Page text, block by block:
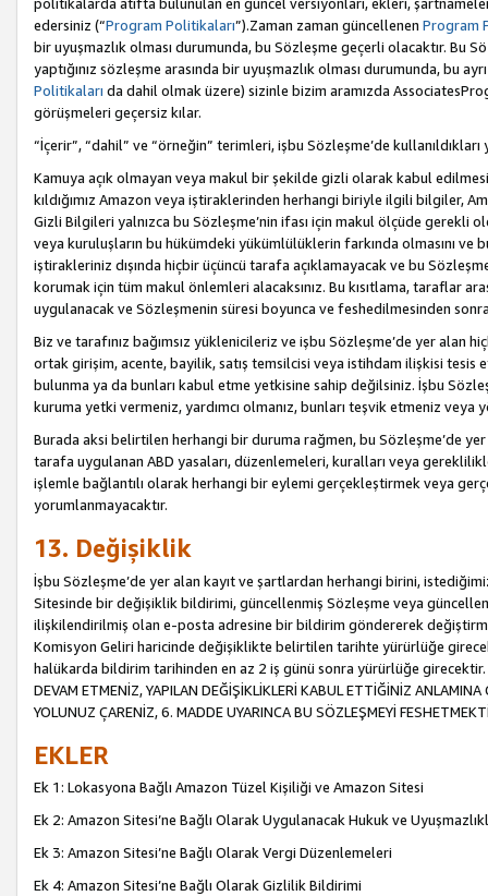
politikalarda atıfta bulunulan en güncel versiyonları, ekleri,
edersiniz (“Program Politikaları”).Zaman zaman güncellenen Program
bir uyuşmazlık olması durumunda, bu Sözleşme geçerli olacaktır. Bu
yaptığınız sözleşme arasında bir uyuşmazlık olması durumunda, bu
Politikaları da dahil olmak üzere) sizinle bizim aramızda
görüşmeleri geçersiz kılar.
“İçerir”, “dahil” ve “örneğin” terimleri, işbu Sözleşme’de
Kamuya açık olmayan veya makul bir şekilde gizli olarak kabul
kıldığımız Amazon veya iştiraklerinden herhangi biriyle ilgili bilgiler,
Gizli Bilgileri yalnızca bu Sözleşme’nin ifası için makul ölçüde gerekli
veya kuruluşların bu hükümdeki yükümlülüklerin farkında olmasını ve
iştirakleriniz dışında hiçbir üçüncü tarafa açıklamayacak ve bu
korumak için tüm makul önlemleri alacaksınız. Bu kısıtlama, taraflar
uygulanacak ve Sözleşmenin süresi boyunca ve feshedilmesinden
Biz ve tarafınız bağımsız yüklenicileriz ve işbu Sözleşme’de yer alan
ortak girişim, acente, bayilik, satış temsilcisi veya istihdam ilişkisi
bulunma ya da bunları kabul etme yetkisine sahip değilsiniz. İşbu
kuruma yetki vermeniz, yardımcı olmanız, bunları teşvik etmeniz
Burada aksi belirtilen herhangi bir duruma rağmen, bu Sözleşme’de
tarafa uygulanan ABD yasaları, düzenlemeleri, kuralları veya
işlemle bağlantılı olarak herhangi bir eylemi gerçekleştirmek veya
yorumlanmayacaktır.
13. Değişiklik
İşbu Sözleşme’de yer alan kayıt ve şartlardan herhangi birini,
Sitesinde bir değişiklik bildirimi, güncellenmiş Sözleşme veya
ilişkilendirilmiş olan e-posta adresine bir bildirim göndererek
Komisyon Geliri haricinde değişiklikte belirtilen tarihte yürürlüğe
halükarda bildirim tarihinden en az 2 iş günü sonra yürürlüğe girecektir.
DEVAM ETMENİZ, YAPILAN DEĞİŞİKLİKLERİ KABUL ETTİĞİNİZ
YOLUNUZ ÇARENİZ, 6. MADDE UYARINCA BU SÖZLEŞMEYİ
EKLER
Ek 1: Lokasyona Bağlı Amazon Tüzel Kişiliği ve Amazon Sitesi
Ek 2: Amazon Sitesi’ne Bağlı Olarak Uygulanacak Hukuk ve
Ek 3: Amazon Sitesi’ne Bağlı Olarak Vergi Düzenlemeleri
Ek 4: Amazon Sitesi’ne Bağlı Olarak Gizlilik Bildirimi